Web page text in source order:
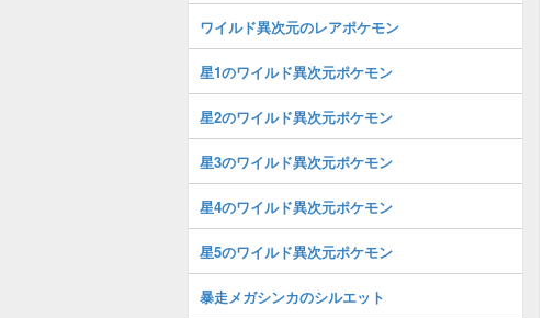
ワイルド異次元のレアポケモン
星1のワイルド異次元ポケモン
星2のワイルド異次元ポケモン
星3のワイルド異次元ポケモン
星4のワイルド異次元ポケモン
星5のワイルド異次元ポケモン
暴走メガシンカのシルエット